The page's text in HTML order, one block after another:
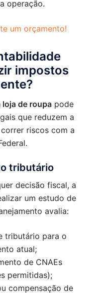
operação.
um orçamento!
impostos
de roupapode
que reduzem a
riscos com a
tributário
decisão fiscal, a
um estudo de
avalia:
tributário para o
atual;
de CNAEs
permitidas);
compensação de